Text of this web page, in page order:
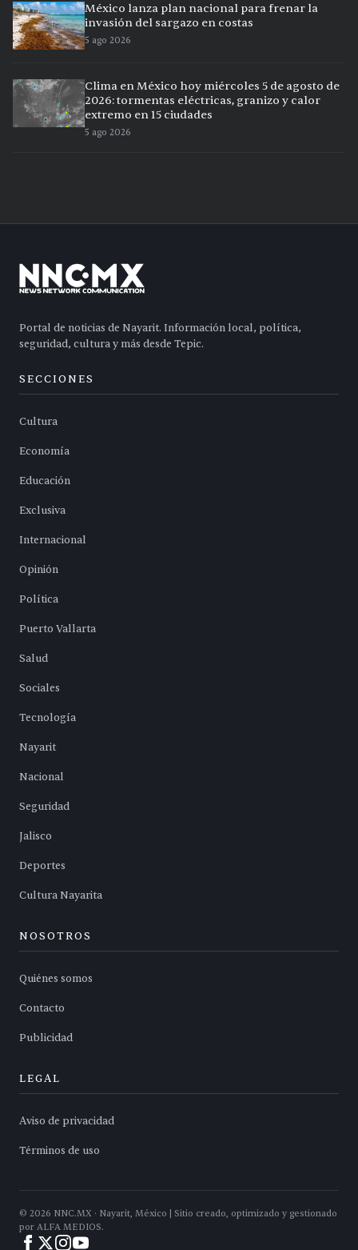
México lanza plan nacional para frenar la
invasión del sargazo en costas
5 ago 2026
Clima en México hoy miércoles 5 de agosto de
2026: tormentas eléctricas, granizo y calor
extremo en 15 ciudades
5 ago 2026
Portal de noticias de Nayarit. Información local, política,
seguridad, cultura y más desde Tepic.
SECCIONES
Cultura
Economía
Educación
Exclusiva
Internacional
Opinión
Política
Puerto Vallarta
Salud
Sociales
Tecnología
Nayarit
Nacional
Seguridad
Jalisco
Deportes
Cultura Nayarita
NOSOTROS
Quiénes somos
Contacto
Publicidad
LEGAL
Aviso de privacidad
Términos de uso
© 2026 NNC.MX · Nayarit, México | Sitio creado, optimizado y gestionado
por ALFA MEDIOS.